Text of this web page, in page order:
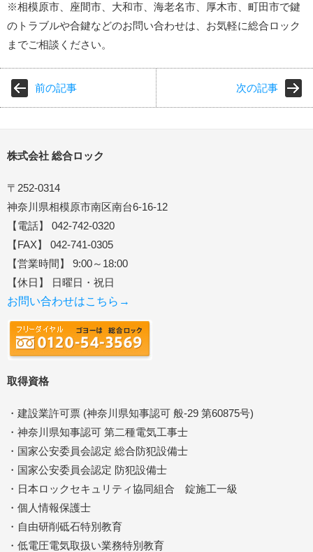
※相模原市、座間市、大和市、海老名市、厚木市、町田市で鍵
のトラブルや合鍵などのお問い合わせは、お気軽に総合ロック
までご相談ください。
前の記事 次の記事
株式会社 総合ロック
〒252-0314
神奈川県相模原市南区南台6-16-12
【電話】 042-742-0320
【FAX】 042-741-0305
【営業時間】 9:00～18:00
【休日】 日曜日・祝日
お問い合わせはこちら→
取得資格
・建設業許可票 (神奈川県知事認可 般-29 第60875号)
・神奈川県知事認可 第二種電気工事士
・国家公安委員会認定 総合防犯設備士
・国家公安委員会認定 防犯設備士
・日本ロックセキュリティ協同組合 錠施工一級
・個人情報保護士
・自由研削砥石特別教育
・低電圧電気取扱い業務特別教育